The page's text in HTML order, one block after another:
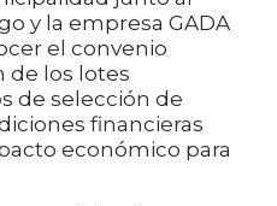
y la empresa GADA
el convenio
de los lotes
de selección de
financieras
económico para